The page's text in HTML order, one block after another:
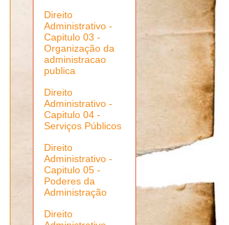
Direito
Administrativo -
Capitulo 03 -
Organização da
administracao
publica
Direito
Administrativo -
Capitulo 04 -
Serviços Públicos
Direito
Administrativo -
Capitulo 05 -
Poderes da
Administração
Direito